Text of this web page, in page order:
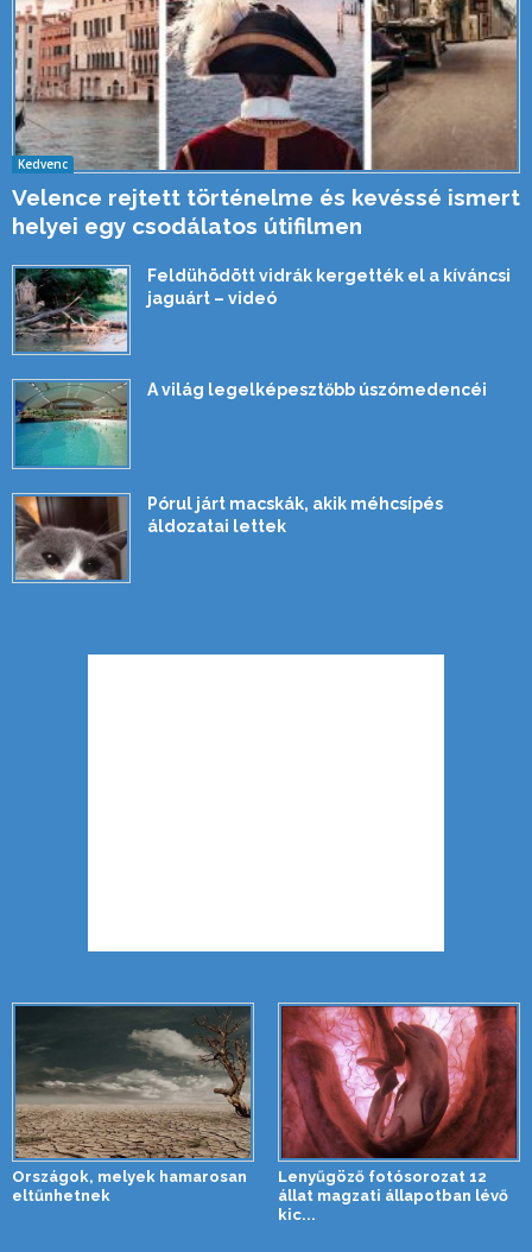
Kedvenc
Velence rejtett történelme és kevéssé ismert
helyei egy csodálatos útifilmen
Feldühödött vidrák kergették el a kíváncsi
jaguárt – videó
A világ legelképesztőbb úszómedencéi
Pórul járt macskák, akik méhcsípés
áldozatai lettek
Országok, melyek hamarosan
eltűnhetnek
Lenyűgöző fotósorozat 12
állat magzati állapotban lévő
kic...